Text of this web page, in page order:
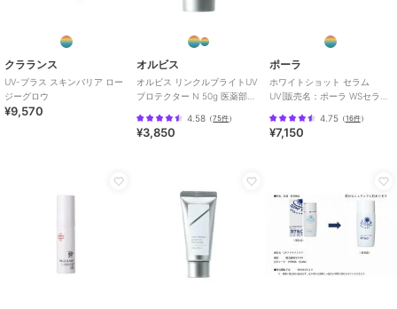
クラランス
UV-プラス スキンバリア ロー
ジーグロウ
¥9,570
オルビス
オルビス リンクルブライトUV
プロテクター N 50g 医薬部外
4.58 （75件）
¥3,850
ポーラ
ホワイトショット セラム
UV[販売名：ポーラ WSセラム
4.75（16件）
¥7,150